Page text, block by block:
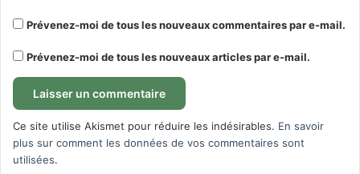
Prévenez-moi de tous les nouveaux commentaires par e-mail.
Prévenez-moi de tous les nouveaux articles par e-mail.
Ce site utilise Akismet pour réduire les indésirables. En savoir
plus sur comment les données de vos commentaires sont
utilisées.